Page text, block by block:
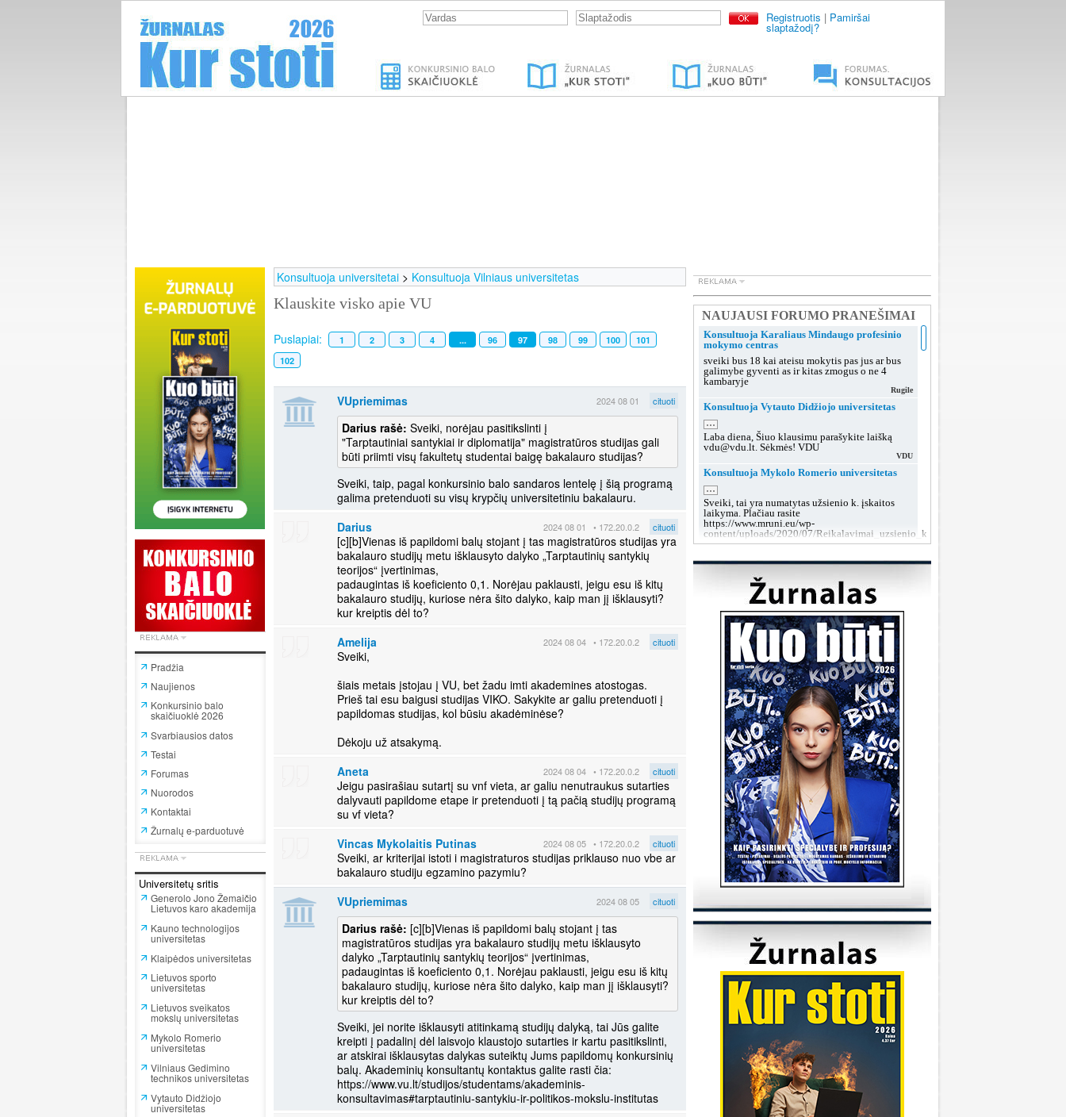
Registruotis | Pamiršai
slaptažodį?
Pradžia
Naujienos
Konkursinio balo
skaičiuoklė 2026
Svarbiausios datos
Testai
Forumas
Nuorodos
Kontaktai
Žurnalų e-parduotuvė
Universitetų sritis
Generolo Jono Žemaičio
Lietuvos karo akademija
Kauno technologijos
universitetas
Klaipėdos universitetas
Lietuvos sporto
universitetas
Lietuvos sveikatos
mokslų universitetas
Mykolo Romerio
universitetas
Vilniaus Gedimino
technikos universitetas
Vytauto Didžiojo
universitetas
Konsultuoja universitetai > Konsultuoja Vilniaus universitetas
Klauskite visko apie VU
Puslapiai: 1 2 3 4 ... 96 97 98 99 100
101
102
VUpriemimas 2024 08 01 cituoti
Darius rašė: Sveiki, norėjau pasitikslinti į
"Tarptautiniai santykiai ir diplomatija" magistratūros studijas gali
būti priimti visų fakultetų studentai baigę bakalauro studijas?
Sveiki, taip, pagal konkursinio balo sandaros lentelę į šią programą
galima pretenduoti su visų krypčių universitetiniu bakalauru.
Darius
2024 08 01 • 172.20.0.2 cituoti
[c][b]Vienas iš papildomi balų stojant į tas magistratūros studijas yra
bakalauro studijų metu išklausyto dalyko „Tarptautinių santykių
teorijos“ įvertinimas,
padaugintas iš koeficiento 0,1. Norėjau paklausti, jeigu esu iš kitų
bakalauro studijų, kuriose nėra šito dalyko, kaip man jį išklausyti?
kur kreiptis dėl to?
Amelija
2024 08 04 • 172.20.0.2 cituoti
Sveiki,
šiais metais įstojau į VU, bet žadu imti akademines atostogas.
Prieš tai esu baigusi studijas VIKO. Sakykite ar galiu pretenduoti į
papildomas studijas, kol būsiu akadėminėse?
Dėkoju už atsakymą.
Aneta
2024 08 04 • 172.20.0.2 cituoti
Jeigu pasirašiau sutartį su vnf vieta, ar galiu nenutraukus sutarties
dalyvauti papildome etape ir pretenduoti į tą pačią studijų programą
su vf vieta?
Vincas Mykolaitis Putinas
2024 08 05 • 172.20.0.2 cituoti
Sveiki, ar kriterijai istoti i magistraturos studijas priklauso nuo vbe ar
bakalauro studiju egzamino pazymiu?
VUpriemimas
2024 08 05 cituoti
Darius rašė: [c][b]Vienas iš papildomi balų stojant į tas
magistratūros studijas yra bakalauro studijų metu išklausyto
dalyko „Tarptautinių santykių teorijos“ įvertinimas,
padaugintas iš koeficiento 0,1. Norėjau paklausti, jeigu esu iš kitų
bakalauro studijų, kuriose nėra šito dalyko, kaip man jį išklausyti?
kur kreiptis dėl to?
Sveiki, jei norite išklausyti atitinkamą studijų dalyką, tai Jūs galite
kreipti į padalinį dėl laisvojo klaustojo sutarties ir kartu pasitikslinti,
ar atskirai išklausytas dalykas suteiktų Jums papildomų konkursinių
balų. Akademinių konsultantų kontaktus galite rasti čia:
https://www.vu.lt/studijos/studentams/akademinis-
konsultavimas#tarptautiniu-santykiu-ir-politikos-mokslu-institutas
Konsultuoja Karaliaus Mindaugo profesinio
mokymo centras
sveiki bus 18 kai ateisu mokytis pas jus ar bus
galimybe gyventi as ir kitas zmogus o ne 4
kambaryje
Rugile
Konsultuoja Vytauto Didžiojo universitetas
...
Laba diena, Šiuo klausimu parašykite laišką
vdu@vdu.lt. Sėkmės! VDU
VDU
Konsultuoja Mykolo Romerio universitetas
...
Sveiki, tai yra numatytas užsienio k. įskaitos
laikyma. Plačiau rasite
https://www.mruni.eu/wp-
content/uploads/2020/07/Reikalavimai_uzsienio_kalbos_iskaitai_2018.pdf
MRU konsultacijos
Konsultuoja Lietuvos sveikatos mokslų
Laba diena, tokiu klausimu rekomenduojame po
sutarties pasirašymo kreiptis į dekanatą prieš
grupių suformavimą arba teikti prašymą dėl
grupės keitimo, kai grupės jau bus aiškios.
LSMU SRT
Konsultuoja Klaipėdos valstybinė kolegija
Laba diena, taip, galite susisiekti su mumis šiais
kontaktais:
https://www.kvk.lt/stojantiesiems/priemimas-i-
studijas/
KVK
Konsultuoja Utenos kolegija
Sveiki, kada reikėtu kreiptis del užskaitymu
dalykų iš pabaigtos kolegijos/profesines
mokyklos ? Ir kur reikia kreiptis? Ačiū
Sveiki, kreiptis reikia prasidėjus studijų metams
į katedrą, kuriai priklauso Jūsų studijų programa.
Sėkmės
Sandra
Konsultuoja Klaipėdos universitetas
Šiuo metu į Geografijos studijų programą priimti
8 studentai.
Konsultuoja Vilniaus universitetas
...
Laba diena, dėkojame už laišką. Dėl
individualaus studijų plano kreipkitės į
fakulteto, kuriame studijuojate, studijų skyrių.
Kontaktus galite rasti čia:
https://www.vu.lt/studentams/paslaugos-
studentams/akademinis-konsultavimas.
Konsultuoja Pasieniečių mokykla
Sveiki, norėjau pasiklaust jeigu turi anglų ir
lietuvių valstybinį, turi B kategorija, bet gal šiek
tiek fiziškai silpnesnis esi tinkamas tarnybai? Ar
ta prasme fizo įskaita yra pagrindinis dalykas
įstoti į pasieniečių mokyklą?
Konsultuoja Lietuvos policijos mokykla
NAUJAUSI FORUMO PRANEŠIMAI